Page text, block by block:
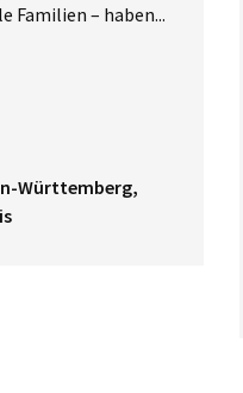
Familien – haben...
Württemberg,